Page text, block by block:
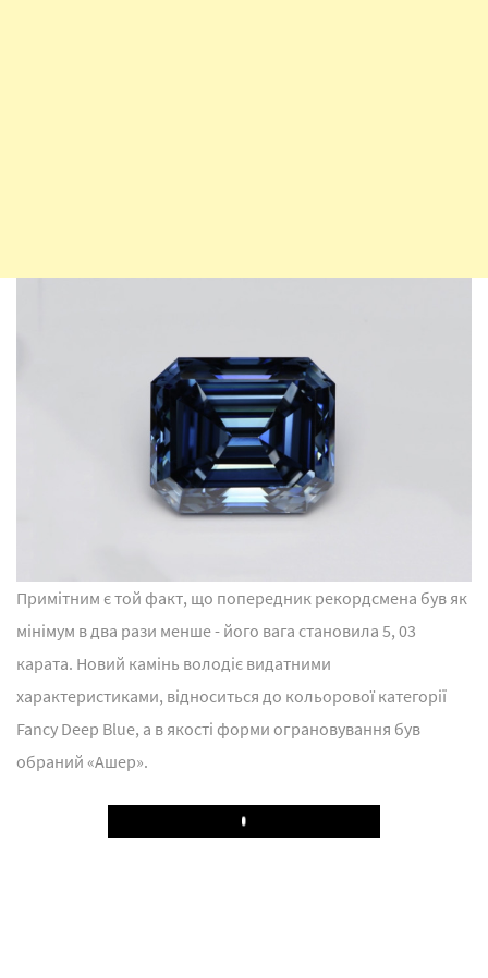
Примітним є той факт, що попередник рекордсмена був як
мінімум в два рази менше - його вага становила 5, 03
карата. Новий камінь володіє видатними
характеристиками, відноситься до кольорової категорії
Fancy Deep Blue, а в якості форми ограновування був
обраний «Ашер».
Play